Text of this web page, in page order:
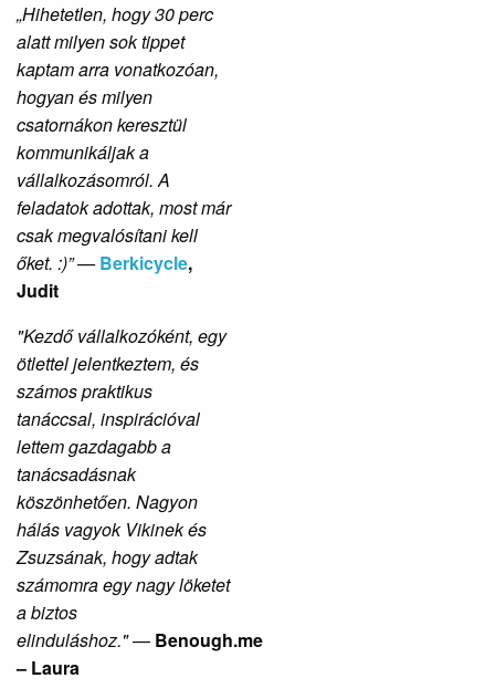
„Hihetetlen, hogy 30 perc
alatt milyen sok tippet
kaptam arra vonatkozóan,
hogyan és milyen
csatornákon keresztül
kommunikáljak a
vállalkozásomról. A
feladatok adottak, most már
csak megvalósítani kell
őket. :)” —Berkicycle,
Judit
"Kezdő vállalkozóként, egy
ötlettel jelentkeztem, és
számos praktikus
tanáccsal, inspirációval
lettem gazdagabb a
tanácsadásnak
köszönhetően. Nagyon
hálás vagyok Vikinek és
Zsuzsának, hogy adtak
számomra egy nagy löketet
a biztos
elinduláshoz."— Benough.me
– Laura